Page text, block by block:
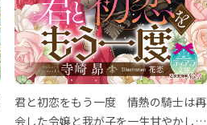
君と初恋をもう一度 情熱の騎士は再
会した令嬢と我が子を一生甘やかした